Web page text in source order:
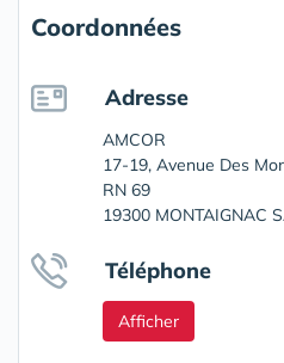
Coordonnées
Adresse
AMCOR
17-19, Avenue Des
RN 69
19300 MONTAIGNAC
Téléphone
Afficher